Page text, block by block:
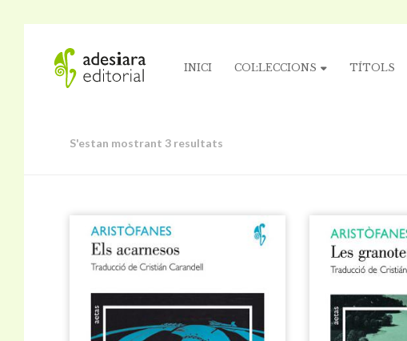
INICI COL·LECCIONS TÍTOLS
S'estan mostrant 3 resultats